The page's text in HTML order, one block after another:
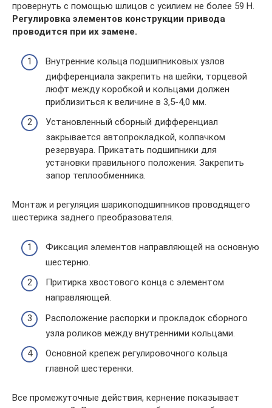
провернуть с помощью шлицов с усилием не более 59 Н.
Регулировка элементов конструкции привода
проводится при их замене.
Внутренние кольца подшипниковых узлов
дифференциала закрепить на шейки, торцевой
люфт между коробкой и кольцами должен
приблизиться к величине в 3,5-4,0 мм.
Установленный сборный дифференциал
закрывается автопрокладкой, колпачком
резервуара. Прикатать подшипники для
установки правильного положения. Закрепить
запор теплообменника.
Монтаж и регуляция шарикоподшипников проводящего
шестерика заднего преобразователя.
Фиксация элементов направляющей на основную
шестерню.
Притирка хвостового конца с элементом
направляющей.
Расположение распорки и прокладок сборного
узла роликов между внутренними кольцами.
Основной крепеж регулировочного кольца
главной шестеренки.
Все промежуточные действия, кернение показывает